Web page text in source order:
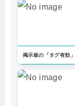
掲示板の「タグ有効